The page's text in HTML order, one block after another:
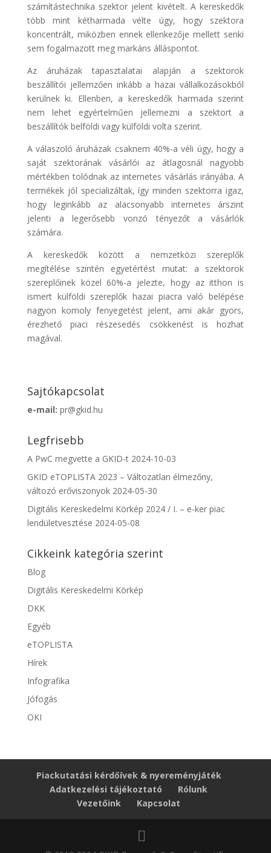
számítástechnika szektor jelent kivételt. A kereskedők
több mint kétharmada vélte úgy, hogy szektora
koncentrált, miközben ennek ellenkezője mellett senki
sem fogalmazott meg markáns álláspontot.
Az áruházak tapasztalatai alapján a szektorok
beszállítói jellemzően inkább a hazai vállalkozásokból
kerülnek ki. Ellenben, a kereskedők harmada szerint
nem lehet egyértelműen jellemezni a szektort a
beszállítók belföldi vagy külföldi volta szerint.
A válaszoló áruházak csaknem 40%-a véli úgy, hogy a
saját szektorának vásárlói az átlagosnál nagyobb
mértékben tolódnak az internetes vásárlás irányába. A
termékek jól specializáltak, így minden szektorra igaz,
hogy leginkább az alacsonyabb internetes árszint
jelenti a legerősebb vonzó tényezőt a vásárlók
számára.
A kereskedők között a nemzetközi szereplők
megítélése szintén egyetértést mutat: a szektorok
szereplőinek közel 60%-a jelezte, hogy az itthon is
ismert külföldi szereplők hazai piacra való belépése
nagyon komoly fenyegetést jelent, ami akár gyors,
érezhető piaci részesedés csökkenést is hozhat
magával.
Sajtókapcsolat
e-mail: pr@gkid.hu
Legfrisebb
A PwC megvette a GKID-t 2024-10-03
GKID eTOPLISTA 2023 – Változatlan élmezőny,
változó erőviszonyok 2024-05-30
Digitális Kereskedelmi Körkép 2024 / I. – e-ker piac
lendületvesztése 2024-05-08
Cikkeink kategória szerint
Blog
Digitális Kereskedelmi Körkép
DKK
Egyéb
eTOPLISTA
Hírek
Infografika
Jófogás
OKI
Piackutatási kérdőívek & nyereményjáték
Adatkezelési tájékoztató
Rólunk
Vezetőink
Kapcsolat